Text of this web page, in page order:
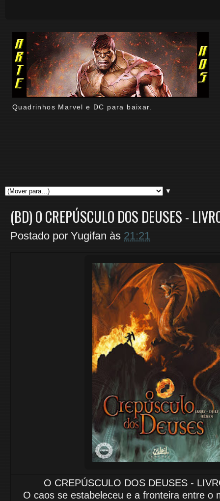
Quadrinhos Marvel e DC para baixar.
▼
(BD) O CREPÚSCULO DOS DEUSES -
Postado por Yugifan às 21:21
O CREPÚSCULO DOS DEUSES -
O caos se estabeleceu e a fronteira entre o